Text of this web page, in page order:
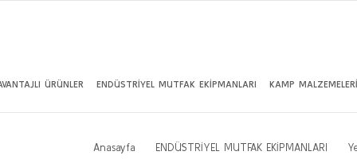
ÜRÜNLER ENDÜSTRİYEL MUTFAK EKİPMANLARI KAMP MALZEMELERİ
Anasayfa ENDÜSTRİYEL MUTFAK EKİPMANLARI